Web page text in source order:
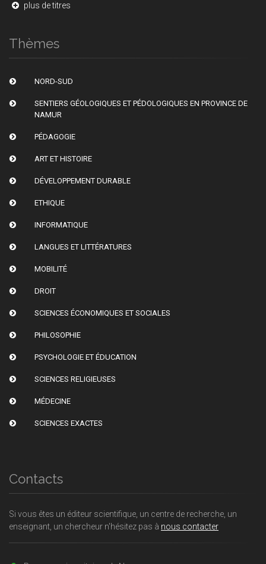
plus de titres
Thèmes
NORD-SUD
SENTIERS GÉOLOGIQUES ET PÉDOLOGIQUES EN PROVINCE DE
NAMUR
PÉDAGOGIE
ART ET HISTOIRE
DÉVELOPPEMENT DURABLE
ETHIQUE
INFORMATIQUE
LANGUES ET LITTÉRATURES
MOBILITÉ
DROIT
SCIENCES ÉCONOMIQUES ET SOCIALES
PHILOSOPHIE
PSYCHOLOGIE ET ÉDUCATION
SCIENCES RELIGIEUSES
MÉDECINE
SCIENCES EXACTES
Contacts
Si vous êtes un éditeur scientifique, un centre de recherche, un
enseignant, un chercheur n'hésitez pas à nous contacter